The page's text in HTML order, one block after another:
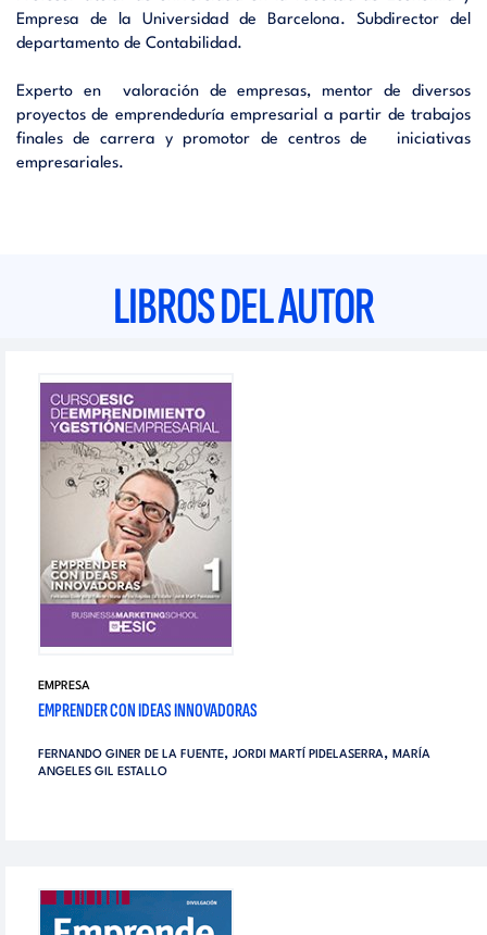
Empresa de la Universidad de Barcelona. Subdirector del
departamento de Contabilidad.
Experto en valoración de empresas, mentor de diversos
proyectos de emprendeduría empresarial a partir de trabajos
finales de carrera y promotor de centros de iniciativas
empresariales.
LIBROS DEL AUTOR
EMPRESA
EMPRENDER CON IDEAS INNOVADORAS
FERNANDO GINER DE LA FUENTE, JORDI MARTÍ PIDELASERRA, MARÍA
ANGELES GIL ESTALLO